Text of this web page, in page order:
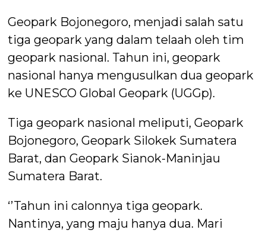
Geopark Bojonegoro, menjadi salah satu
tiga geopark yang dalam telaah oleh tim
geopark nasional. Tahun ini, geopark
nasional hanya mengusulkan dua geopark
ke UNESCO Global Geopark (UGGp).
Tiga geopark nasional meliputi, Geopark
Bojonegoro, Geopark Silokek Sumatera
Barat, dan Geopark Sianok-Maninjau
Sumatera Barat.
‘’Tahun ini calonnya tiga geopark.
Nantinya, yang maju hanya dua. Mari